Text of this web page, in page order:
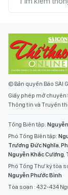
© Bản quyền Báo SÀI
Giấy phép mở chuyên
Thông tin và Truyền
Tổng Biên tập:
Phó Tổng Biên tập:
Trương Đức Nghĩa,
Nguyễn Khắc Cường,
Phó Tổng Thư ký tòa
Nguyễn Phước Bình
Tòa soạn : 432-434